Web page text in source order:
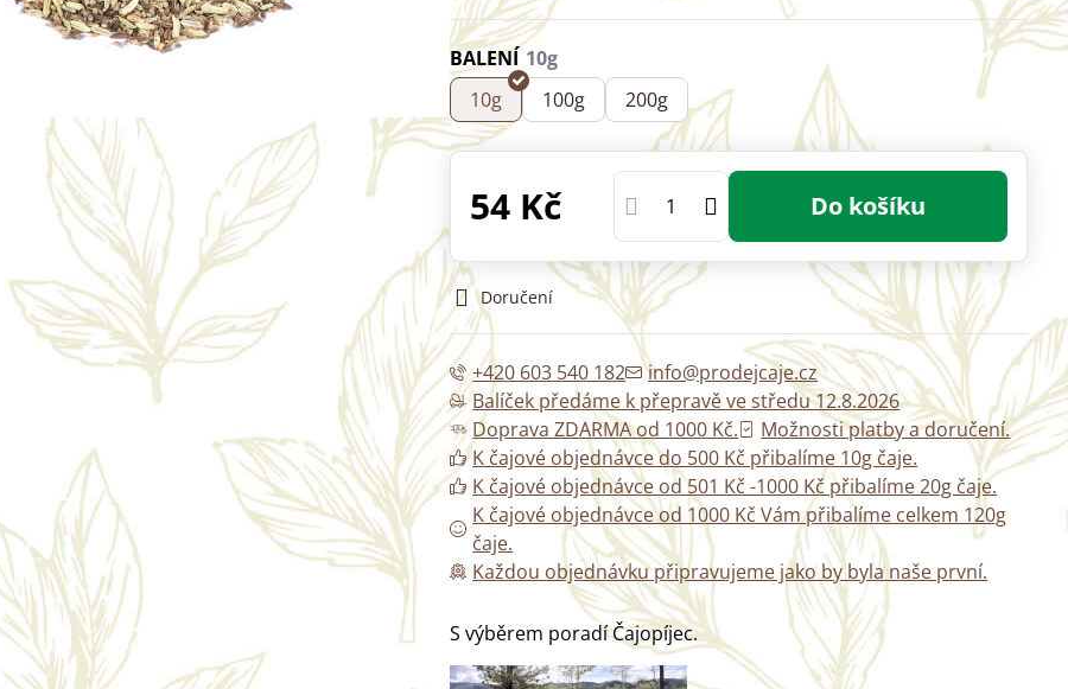
BALENÍ
10g
100g 200g
54 Kč Do košíku
Doručení
+420 603 540 182
info@prodejcaje.cz
Balíček předáme k přepravě ve středu 12.8.2026
Doprava ZDARMA od 1000 Kč.
Možnosti platby a doručení.
K čajové objednávce do 500 Kč přibalíme 10g čaje.
K čajové objednávce od 501 Kč -1000 Kč přibalíme 20g čaje.
K čajové objednávce od 1000 Kč Vám přibalíme celkem 120g
čaje.
Každou objednávku připravujeme jako by byla naše první.
S výběrem poradí Čajopíjec.